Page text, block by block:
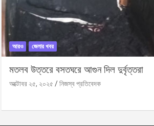
আরও জেলার খবর
মতলব উত্তরে বসতঘরে আগুন দিল দুর্বৃত্তরা
অক্টোবর ২৫, ২০২৫ নিজস্ব প্রতিবেদক